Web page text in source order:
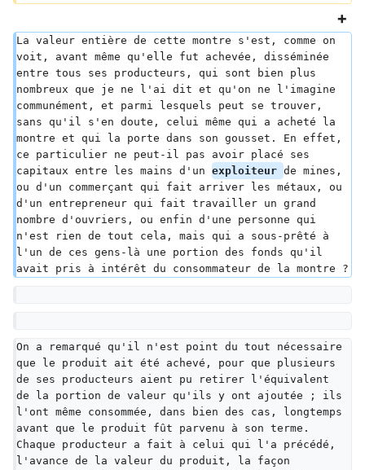
La valeur entière de cette montre s'est, comme on
voit, avant même qu'elle fut achevée, disséminée
entre tous ses producteurs, qui sont bien plus
nombreux que je ne l'ai dit et qu'on ne l'imagine
communément, et parmi lesquels peut se trouver,
sans qu'il s'en doute, celui même qui a acheté la
montre et qui la porte dans son gousset. En effet,
ce particulier ne peut-il pas avoir placé ses
capitaux entre les mains d'un exploiteur de mines,
ou d'un commerçant qui fait arriver les métaux, ou
d'un entrepreneur qui fait travailler un grand
nombre d'ouvriers, ou enfin d'une personne qui
n'est rien de tout cela, mais qui a sous-prêté à
l'un de ces gens-là une portion des fonds qu'il
avait pris à intérêt du consommateur de la montre ?
On a remarqué qu'il n'est point du tout nécessaire
que le produit ait été achevé, pour que plusieurs
de ses producteurs aient pu retirer l'équivalent
de la portion de valeur qu'ils y ont ajoutée ; ils
l'ont même consommée, dans bien des cas, longtemps
avant que le produit fût parvenu à son terme.
Chaque producteur a fait à celui qui l'a précédé,
l'avance de la valeur du produit, la façon